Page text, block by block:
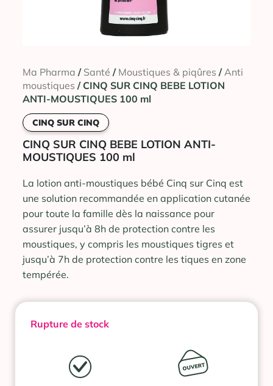
Ma Pharma / Santé / Moustiques & piqûres /Anti
moustiques / CINQ SUR CINQ BEBE LOTION
ANTI-MOUSTIQUES 100 ml
CINQ SUR CINQ
CINQ SUR CINQ BEBE LOTION ANTI-
MOUSTIQUES 100 ml
La lotion anti-moustiques bébé Cinq sur Cinq est
une solution recommandée en application cutanée
pour toute la famille dès la naissance pour
assurer jusqu’à 8h de protection contre les
moustiques, y compris les moustiques tigres et
jusqu’à 7h de protection contre les tiques en zone
tempérée.
Rupture de stock